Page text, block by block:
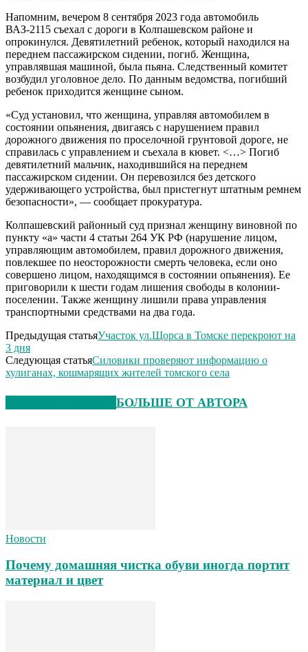
Напомним, вечером 8 сентября 2023 года автомобиль
ВАЗ-2115 съехал с дороги в Колпашевском районе и
опрокинулся. Девятилетний ребенок, который находился на
переднем пассажирском сидении, погиб. Женщина,
управлявшая машиной, была пьяна. Следственный комитет
возбудил уголовное дело. По данным ведомства, погибший
ребенок приходится женщине сыном.
«Суд установил, что женщина, управляя автомобилем в
состоянии опьянения, двигаясь с нарушением правил
дорожного движения по проселочной грунтовой дороге, не
справилась с управлением и съехала в кювет. <…> Погиб
девятилетний мальчик, находившийся на переднем
пассажирском сидении. Он перевозился без детского
удерживающего устройства, был пристегнут штатным ремнем
безопасности», — сообщает прокуратура.
Колпашевский районный суд признал женщину виновной по
пункту «а» части 4 статьи 264 УК РФ (нарушение лицом,
управляющим автомобилем, правил дорожного движения,
повлекшее по неосторожности смерть человека, если оно
совершено лицом, находящимся в состоянии опьянения). Ее
приговорили к шести годам лишения свободы в колонии-
поселении. Также женщину лишили права управления
транспортными средствами на два года.
Предыдущая статьяУчасток ул.Щорса в Томске перекроют на
3 дня
Следующая статьяСиловики проверяют информацию о
хулиганах, кошмарящих жителей томского села
БОЛЬШЕ ОТ АВТОРА
Новости
Почему домашняя чистка обуви иногда портит
материал и цвет